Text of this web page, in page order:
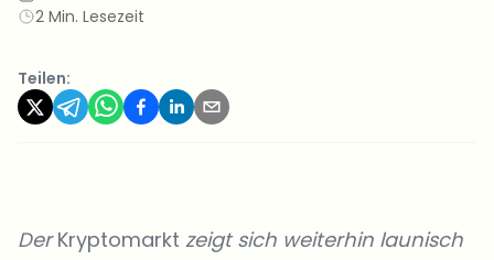
2 Min. Lesezeit
Teilen:
DerKryptomarkt zeigt sich weiterhin launisch